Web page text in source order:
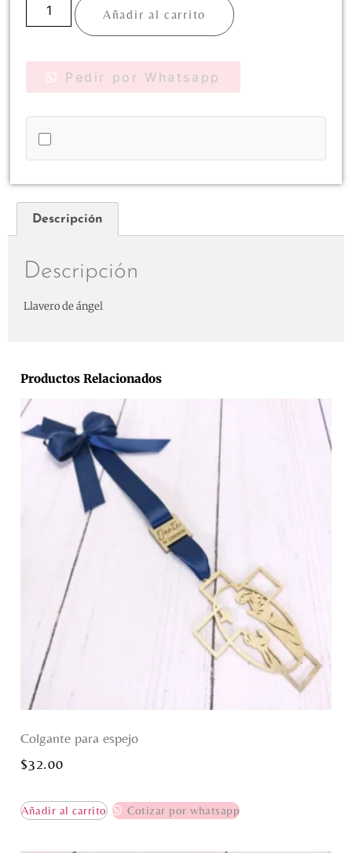
Añadir al carrito
Pedir por Whatsapp
Descripción
Descripción
Llavero de ángel
Productos Relacionados
Colgante para espejo
$32.00
Añadir al carrito Cotizar por whatsapp